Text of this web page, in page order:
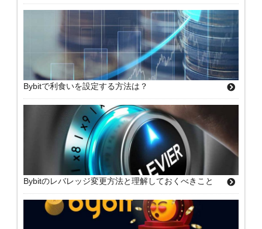
Bybitで利食いを設定する方法は？
Bybitのレバレッジ変更方法と理解しておくべきこと